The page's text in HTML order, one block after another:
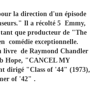
la direction d'un épisode
Il a récolté 5 Emmy,
que producteur de "The
comédie exceptionnelle.
de Raymond Chandler
Hope, "CANCEL MY
dirigé "Class of '44" (1973),
of '42" .